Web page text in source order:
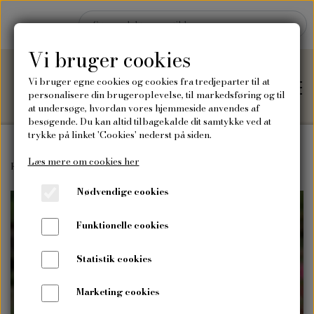
Hjem
Blog
Om mig
Forside Frø Blomsterfrø
Vi bruger cookies
Vi bruger egne cookies og cookies fra tredjeparter til at
personalisere din brugeroplevelse, til markedsføring og til
at undersøge, hvordan vores hjemmeside anvendes af
besøgende. Du kan altid tilbagekalde dit samtykke ved at
trykke på linket 'Cookies' nederst på siden.
Læs mere om cookies her
Nødvendige cookies
Funktionelle cookies
Statistik cookies
Marketing cookies